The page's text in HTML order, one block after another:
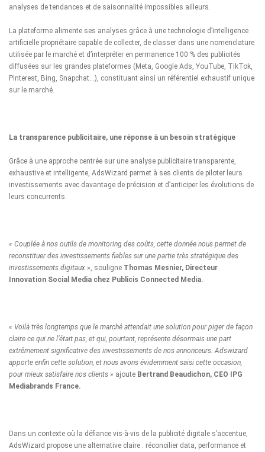
analyses de tendances et de saisonnalité impossibles ailleurs.
La plateforme alimente ses analyses grâce à une technologie d’intelligence
artificielle propriétaire capable de collecter, de classer dans une nomenclature
utilisée par le marché et d’interpréter en permanence 100 % des publicités
diffusées sur les grandes plateformes (Meta, Google Ads, YouTube, TikTok,
Pinterest, Bing, Snapchat…), constituant ainsi un référentiel exhaustif unique
sur le marché.
La transparence publicitaire, une réponse à un besoin stratégique
Grâce à une approche centrée sur une analyse publicitaire transparente,
exhaustive et intelligente, AdsWizard permet à ses clients de piloter leurs
investissements avec davantage de précision et d’anticiper les évolutions de
leurs concurrents.
« Couplée à nos outils de monitoring des coûts, cette donnée nous permet de
reconstituer des investissements fiables sur une partie très stratégique des
investissements digitaux », souligne Thomas Mesnier, Directeur
Innovation Social Media chez Publicis Connected Media.
« Voilà très longtemps que le marché attendait une solution pour piger de façon
claire ce qui ne l’était pas, et qui, pourtant, représente désormais une part
extrêmement significative des investissements de nos annonceurs. Adswizard
apporte enfin cette solution, et nous avons évidemment saisi cette occasion,
pour mieux satisfaire nos clients » ajoute Bertrand Beaudichon, CEO IPG
Mediabrands France.
Dans un contexte où la défiance vis-à-vis de la publicité digitale s’accentue,
AdsWizard propose une alternative claire : réconcilier data, performance et